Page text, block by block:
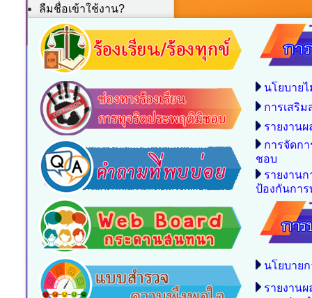
ลืมชื่อเข้าใช้งาน?
นโยบาย
การเสริ
รายงาน
การจัดก
ชอบ
รายงาน
ป้องกันการ
นโยบาย
รายงาน